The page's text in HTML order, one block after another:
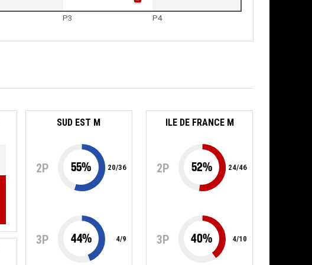
P3 P4
SUD EST M
2P 55% 20/36
3P 44% 4/9
ILE DE FRANCE M
2P 52% 24/46
3P 40% 4/10